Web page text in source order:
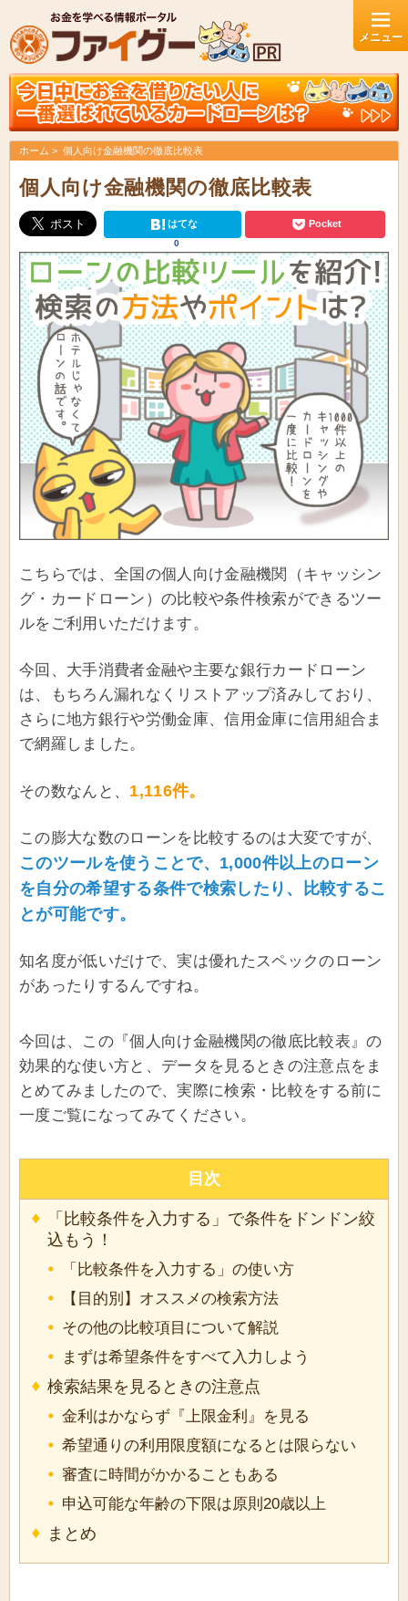
ホーム 個人向け金融機関の徹底比較表
個人向け金融機関の徹底比較表
はてな
0
Pocket
こちらでは、全国の個人向け金融機関（キャッシン
グ・カードローン）の比較や条件検索ができるツー
ルをご利用いただけます。
今回、大手消費者金融や主要な銀行カードローン
は、もちろん漏れなくリストアップ済みしており、
さらに地方銀行や労働金庫、信用金庫に信用組合ま
で網羅しました。
その数なんと、 1,116件。
この膨大な数のローンを比較するのは大変ですが、
このツールを使うことで、1,000件以上のローン
を自分の希望する条件で検索したり、比較するこ
とが可能です。
知名度が低いだけで、実は優れたスペックのローン
があったりするんですね。
今回は、この『個人向け金融機関の徹底比較表』の
効果的な使い方と、データを見るときの注意点をま
とめてみましたので、実際に検索・比較をする前に
一度ご覧になってみてください。
目次
「比較条件を入力する」で条件をドンドン絞
込もう！
「比較条件を入力する」の使い方
【目的別】オススメの検索方法
その他の比較項目について解説
まずは希望条件をすべて入力しよう
検索結果を見るときの注意点
金利はかならず『上限金利』を見る
希望通りの利用限度額になるとは限らない
審査に時間がかかることもある
申込可能な年齢の下限は原則20歳以上
まとめ